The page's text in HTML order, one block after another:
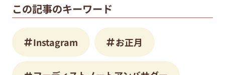
この記事のキーワード
Instagram お正月